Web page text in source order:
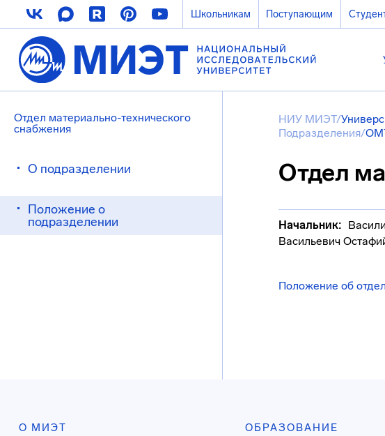
Школьникам Поступающим
Отдел материально-технического
снабжения
О подразделении
Положение о
подразделении
НИУ МИЭТ/
Подразделения/
Отдел
Начальник:
Васильевич
Положение об
О МИЭТ ОБРАЗОВАНИЕ